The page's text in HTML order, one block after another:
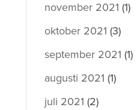
november 2021 (1)
oktober 2021 (3)
september 2021 (1)
augusti 2021 (1)
juli 2021 (2)